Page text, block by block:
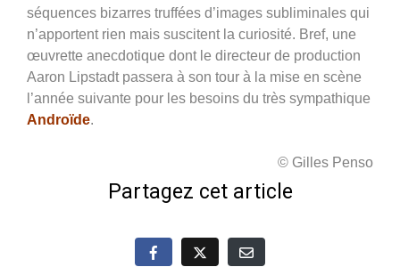
séquences bizarres truffées d’images subliminales qui
n’apportent rien mais suscitent la curiosité. Bref, une
œuvrette anecdotique dont le directeur de production
Aaron Lipstadt passera à son tour à la mise en scène
l’année suivante pour les besoins du très sympathique
Androïde.
© Gilles Penso
Partagez cet article